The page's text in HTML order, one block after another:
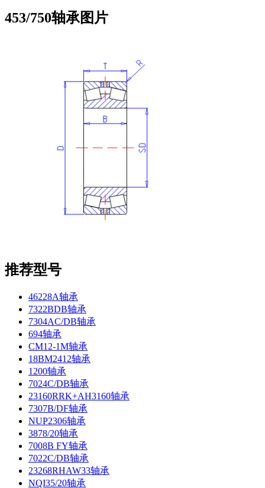
453/750轴承图片
推荐型号
46228A轴承
7322BDB轴承
7304AC/DB轴承
694轴承
CM12-1M轴承
18BM2412轴承
1200轴承
7024C/DB轴承
23160RRK+AH3160轴承
7307B/DF轴承
NUP2306轴承
3878/20轴承
7008B FY轴承
7022C/DB轴承
23268RHAW33轴承
NQI35/20轴承